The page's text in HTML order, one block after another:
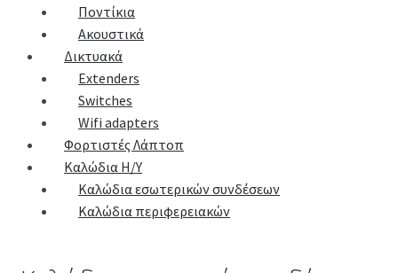
Ποντίκια
Ακουστικά
Δικτυακά
Extenders
Switches
Wifi adapters
Φορτιστές Λάπτοπ
Καλώδια Η/Υ
Καλώδια εσωτερικών συνδέσεων
Καλώδια περιφερειακών